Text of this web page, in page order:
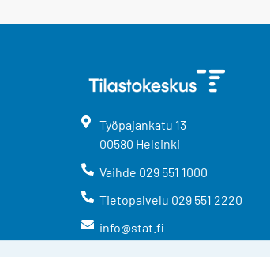
Työpajankatu 13
00580 Helsinki
Vaihde 029 551 1000
Tietopalvelu 029 551 2220
info@stat.fi